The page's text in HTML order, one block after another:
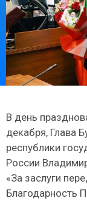
В день
декабря, Глава
республики
России
«За заслуги
Благодарность